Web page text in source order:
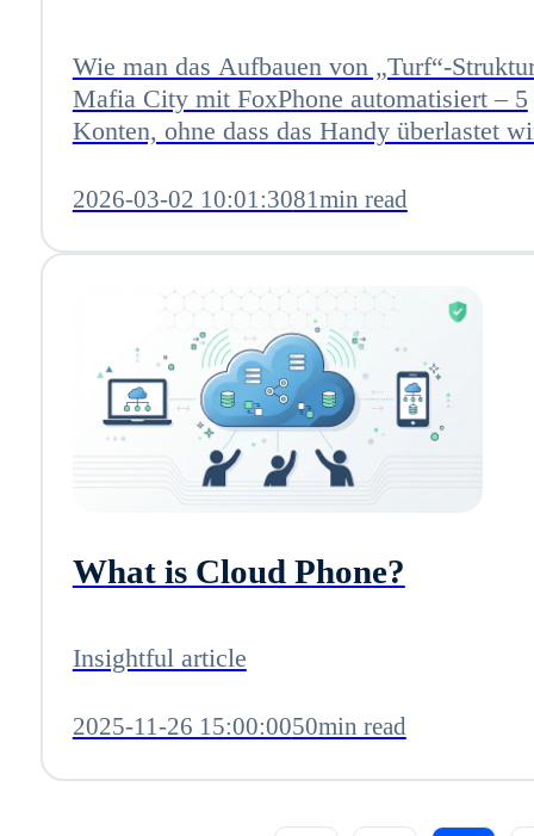
Konten, ohne dass das Handy
überlastet wird
Wie man das Aufbauen von „Turf“-
Mafia City mit FoxPhone automatisiert – 5
Konten, ohne dass das Handy überlastet
2026-03-02 10:01:3081min read
What is Cloud Phone?
Insightful article
2025-11-26 15:00:0050min read